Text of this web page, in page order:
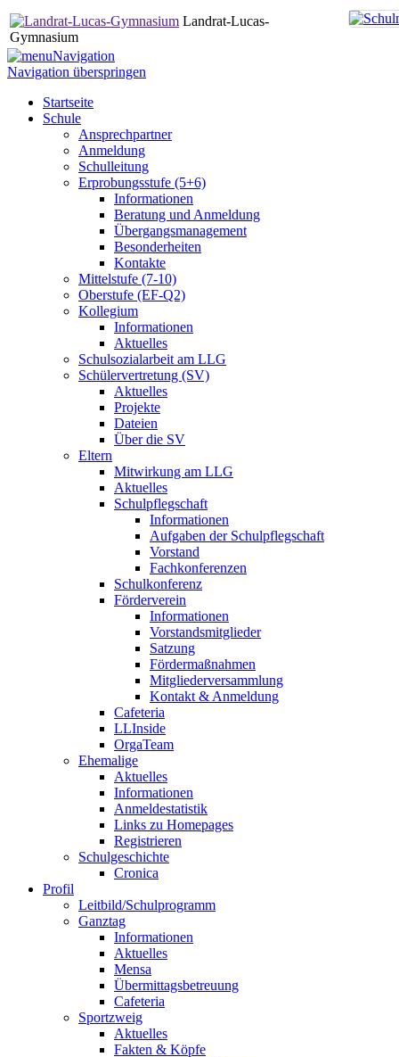
Landrat-Lucas-
Gymnasium
Navigation
Navigation überspringen
Startseite
Schule
Ansprechpartner
Anmeldung
Schulleitung
Erprobungsstufe (5+6)
Informationen
Beratung und Anmeldung
Übergangsmanagement
Besonderheiten
Kontakte
Mittelstufe (7-10)
Oberstufe (EF-Q2)
Kollegium
Informationen
Aktuelles
Schulsozialarbeit am LLG
Schülervertretung (SV)
Aktuelles
Projekte
Dateien
Über die SV
Eltern
Mitwirkung am LLG
Aktuelles
Schulpflegschaft
Informationen
Aufgaben der Schulpflegschaft
Vorstand
Fachkonferenzen
Schulkonferenz
Förderverein
Informationen
Vorstandsmitglieder
Satzung
Fördermaßnahmen
Mitgliederversammlung
Kontakt & Anmeldung
Cafeteria
LLInside
OrgaTeam
Ehemalige
Aktuelles
Informationen
Anmeldestatistik
Links zu Homepages
Registrieren
Schulgeschichte
Cronica
Profil
Leitbild/Schulprogramm
Ganztag
Informationen
Aktuelles
Mensa
Übermittagsbetreuung
Cafeteria
Sportzweig
Aktuelles
Fakten & Köpfe